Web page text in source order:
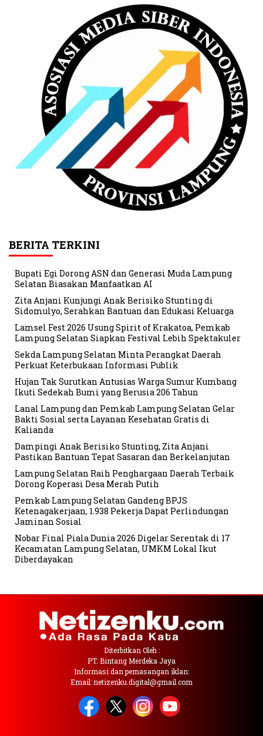
BERITA TERKINI
Bupati Egi Dorong ASN dan Generasi Muda Lampung
Selatan Biasakan Manfaatkan AI
Zita Anjani Kunjungi Anak Berisiko Stunting di
Sidomulyo, Serahkan Bantuan dan Edukasi Keluarga
Lamsel Fest 2026 Usung Spirit of Krakatoa, Pemkab
Lampung Selatan Siapkan Festival Lebih Spektakuler
Sekda Lampung Selatan Minta Perangkat Daerah
Perkuat Keterbukaan Informasi Publik
Hujan Tak Surutkan Antusias Warga Sumur Kumbang
Ikuti Sedekah Bumi yang Berusia 206 Tahun
Lanal Lampung dan Pemkab Lampung Selatan Gelar
Bakti Sosial serta Layanan Kesehatan Gratis di
Kalianda
Dampingi Anak Berisiko Stunting, Zita Anjani
Pastikan Bantuan Tepat Sasaran dan Berkelanjutan
Lampung Selatan Raih Penghargaan Daerah Terbaik
Dorong Koperasi Desa Merah Putih
Pemkab Lampung Selatan Gandeng BPJS
Ketenagakerjaan, 1.938 Pekerja Dapat Perlindungan
Jaminan Sosial
Nobar Final Piala Dunia 2026 Digelar Serentak di 17
Kecamatan Lampung Selatan, UMKM Lokal Ikut
Diberdayakan
Diterbitkan Oleh :
PT. Bintang Merdeka Jaya
Informasi dan pemasangan iklan:
Email: netizenku.digital@gmail.com